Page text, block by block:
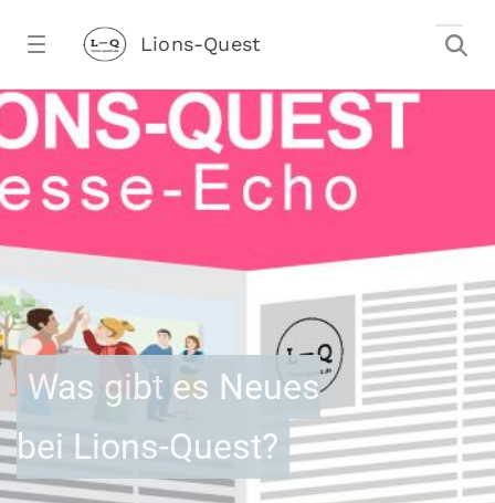
Lions-Quest
KKH-Kooperation 2025 - Lions-Quest
Was gibt es Neues
bei Lions-Quest?